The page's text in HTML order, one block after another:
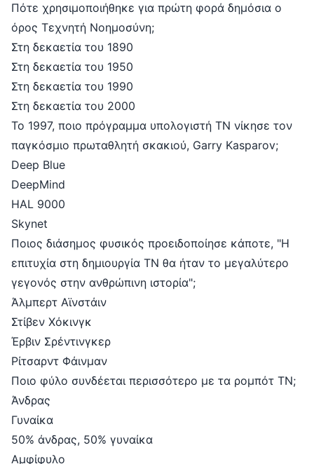
Πότε χρησιμοποιήθηκε για πρώτη φορά δημόσια ο
όρος Τεχνητή Νοημοσύνη;
Στη δεκαετία του 1890
Στη δεκαετία του 1950
Στη δεκαετία του 1990
Στη δεκαετία του 2000
Το 1997, ποιο πρόγραμμα υπολογιστή ΤΝ νίκησε τον
παγκόσμιο πρωταθλητή σκακιού, Garry Kasparov;
Deep Blue
DeepMind
HAL 9000
Skynet
Ποιος διάσημος φυσικός προειδοποίησε κάποτε, "Η
επιτυχία στη δημιουργία ΤΝ θα ήταν το μεγαλύτερο
γεγονός στην ανθρώπινη ιστορία";
Άλμπερτ Αϊνστάιν
Στίβεν Χόκινγκ
Έρβιν Σρέντινγκερ
Ρίτσαρντ Φάινμαν
Ποιο φύλο συνδέεται περισσότερο με τα ρομπότ ΤΝ;
Άνδρας
Γυναίκα
50% άνδρας, 50% γυναίκα
Αμφίφυλο